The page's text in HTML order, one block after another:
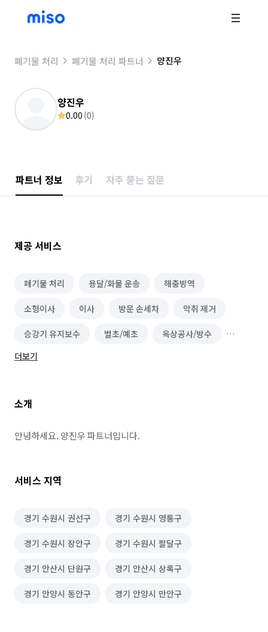
폐기물 처리 폐기물 처리 파트너 양진우
양진우
0.00 (0)
파트너 정보 후기 자주 묻는 질문
제공 서비스
폐기물 처리 용달/화물 운송 해충방역
소형이사 이사 방문 손세차 악취 제거
승강기 유지보수 벌초/예초 옥상공사/방수
단체 세탁
수질 관리/녹조 제거
곰팡이 제거 비둘기 퇴치
무진동/냉동/냉장차량
더보기
소개
안녕하세요. 양진우 파트너입니다.
서비스 지역
경기 수원시 권선구 경기 수원시 영통구
경기 수원시 장안구 경기 수원시 팔달구
경기 안산시 단원구 경기 안산시 상록구
경기 안양시 동안구 경기 안양시 만안구